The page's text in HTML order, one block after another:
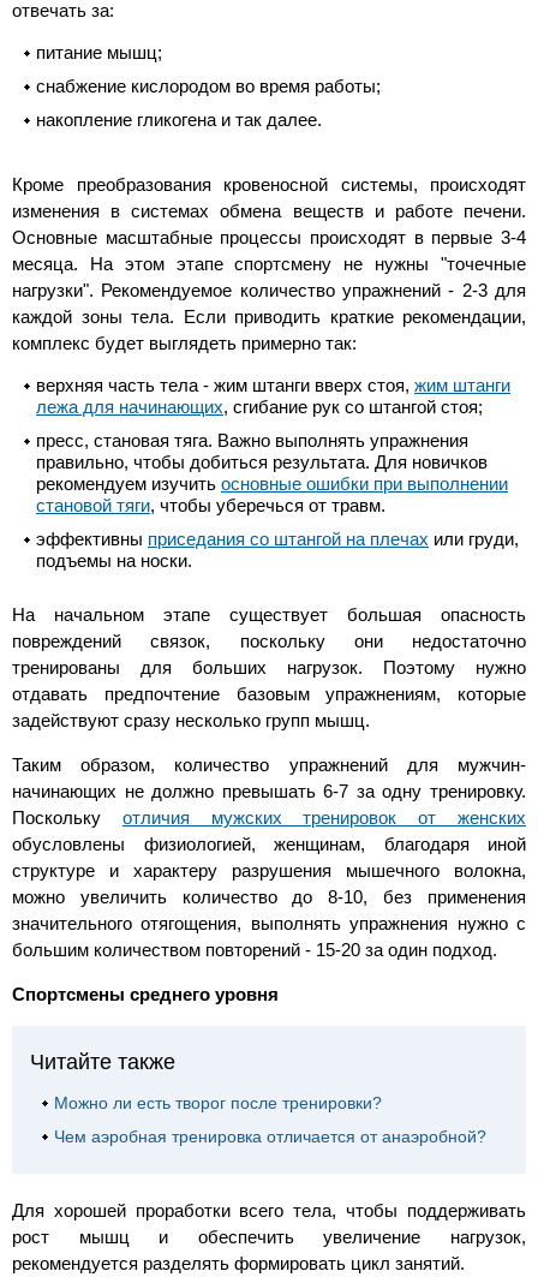
отвечать за:
питание мышц;
снабжение кислородом во время работы;
накопление гликогена и так далее.
Кроме преобразования кровеносной системы, происходят
изменения в системах обмена веществ и работе печени.
Основные масштабные процессы происходят в первые 3-4
месяца. На этом этапе спортсмену не нужны "точечные
нагрузки". Рекомендуемое количество упражнений - 2-3 для
каждой зоны тела. Если приводить краткие рекомендации,
комплекс будет выглядеть примерно так:
верхняя часть тела - жим штанги вверх стоя, жим штанги
лежа для начинающих, сгибание рук со штангой стоя;
пресс, становая тяга. Важно выполнять упражнения
правильно, чтобы добиться результата. Для новичков
рекомендуем изучить основные ошибки при выполнении
становой тяги, чтобы уберечься от травм.
эффективны приседания со штангой на плечах или груди,
подъемы на носки.
На начальном этапе существует большая опасность
повреждений связок, поскольку они недостаточно
тренированы для больших нагрузок. Поэтому нужно
отдавать предпочтение базовым упражнениям, которые
задействуют сразу несколько групп мышц.
Таким образом, количество упражнений для мужчин-
начинающих не должно превышать 6-7 за одну тренировку.
Поскольку отличия мужских тренировок от женских
обусловлены физиологией, женщинам, благодаря иной
структуре и характеру разрушения мышечного волокна,
можно увеличить количество до 8-10, без применения
значительного отягощения, выполнять упражнения нужно с
большим количеством повторений - 15-20 за один подход.
Спортсмены среднего уровня
Читайте также
Можно ли есть творог после тренировки?
Чем аэробная тренировка отличается от анаэробной?
Для хорошей проработки всего тела, чтобы поддерживать
рост мышц и обеспечить увеличение нагрузок,
рекомендуется разделять формировать цикл занятий.